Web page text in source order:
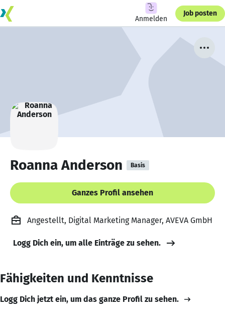
Anmelden
Job posten
Roanna Anderson Basis
Ganzes Profil ansehen
Angestellt, Digital Marketing Manager, AVEVA GmbH
Logg Dich ein, um alle Einträge zu sehen.
Fähigkeiten und Kenntnisse
Logg Dich jetzt ein, um das ganze Profil zu sehen.